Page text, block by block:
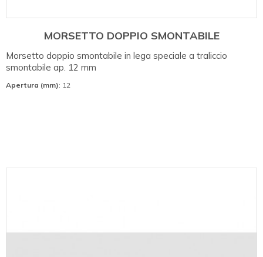
MORSETTO DOPPIO SMONTABILE
Morsetto doppio smontabile in lega speciale a traliccio
smontabile ap. 12 mm
Apertura (mm): 12